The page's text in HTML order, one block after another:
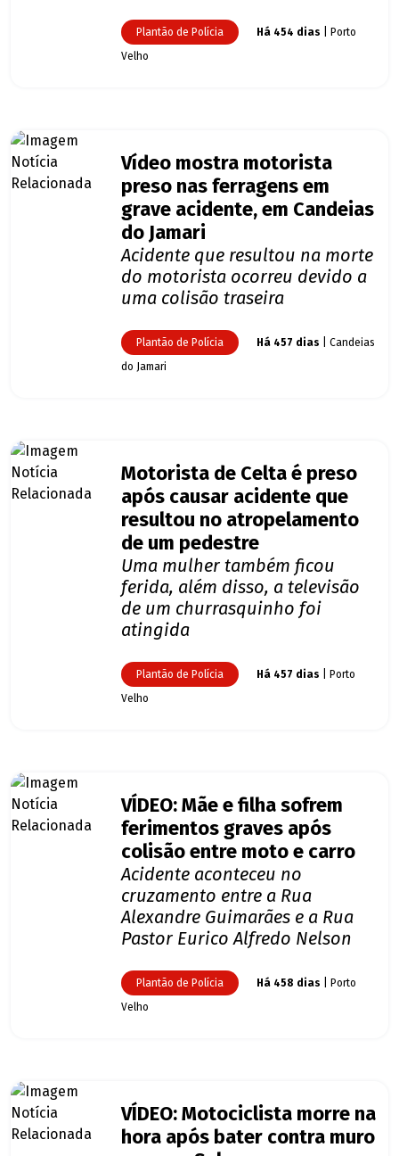
Plantão de Polícia Há 454 dias | Porto
Velho
Vídeo mostra motorista
preso nas ferragens em
grave acidente, em Candeias
do Jamari
Acidente que resultou na morte
do motorista ocorreu devido a
uma colisão traseira
Plantão de Polícia Há 457 dias | Candeias
do Jamari
Motorista de Celta é preso
após causar acidente que
resultou no atropelamento
de um pedestre
Uma mulher também ficou
ferida, além disso, a televisão
de um churrasquinho foi
atingida
Plantão de Polícia Há 457 dias | Porto
Velho
VÍDEO: Mãe e filha sofrem
ferimentos graves após
colisão entre moto e carro
Acidente aconteceu no
cruzamento entre a Rua
Alexandre Guimarães e a Rua
Pastor Eurico Alfredo Nelson
Plantão de Polícia Há 458 dias | Porto
Velho
VÍDEO: Motociclista morre na
hora após bater contra muro